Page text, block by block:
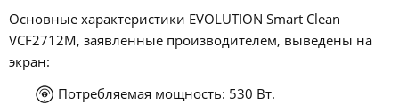
Основные характеристики EVOLUTION Smart Clean
VCF2712M, заявленные производителем, выведены на
экран:
Потребляемая мощность: 530 Вт.